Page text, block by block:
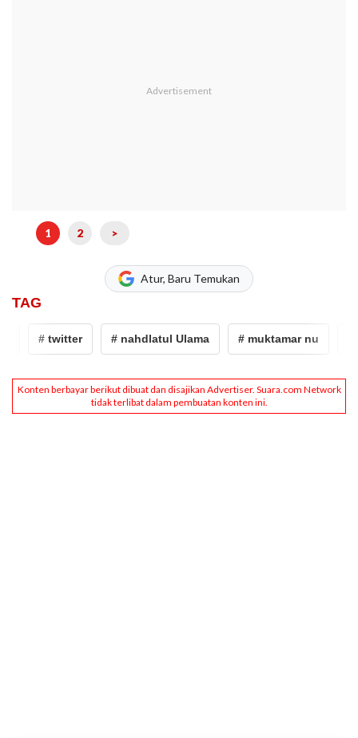
1 2 >
Atur, Baru Temukan
TAG
# twitter # nahdlatul Ulama # muktamar nu